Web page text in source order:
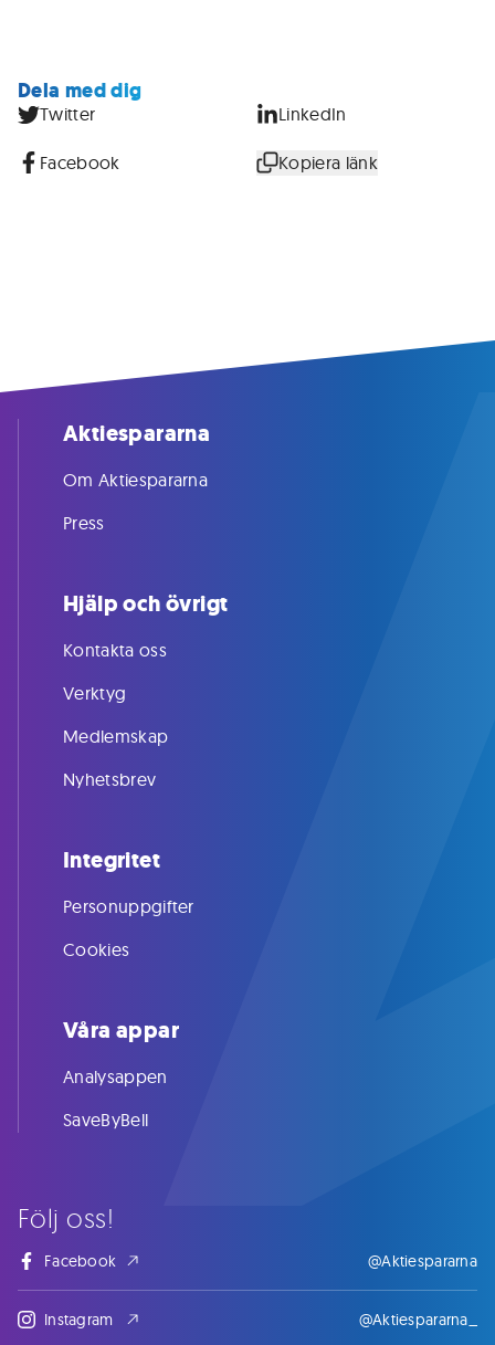
Dela med dig
Twitter LinkedIn
Facebook Kopiera länk
Följ oss!
Facebook @Aktiespararna
Instagram @Aktiespararna_
Aktiespararna
Om Aktiespararna
Press
Hjälp och övrigt
Kontakta oss
Verktyg
Medlemskap
Nyhetsbrev
Integritet
Personuppgifter
Cookies
Våra appar
Analysappen
SaveByBell